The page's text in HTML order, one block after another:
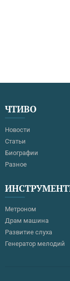
ЧТИВО
Новости
Статьи
Биографии
Разное
Метроном
Драм машина
Развитие слуха
Генератор мелодий